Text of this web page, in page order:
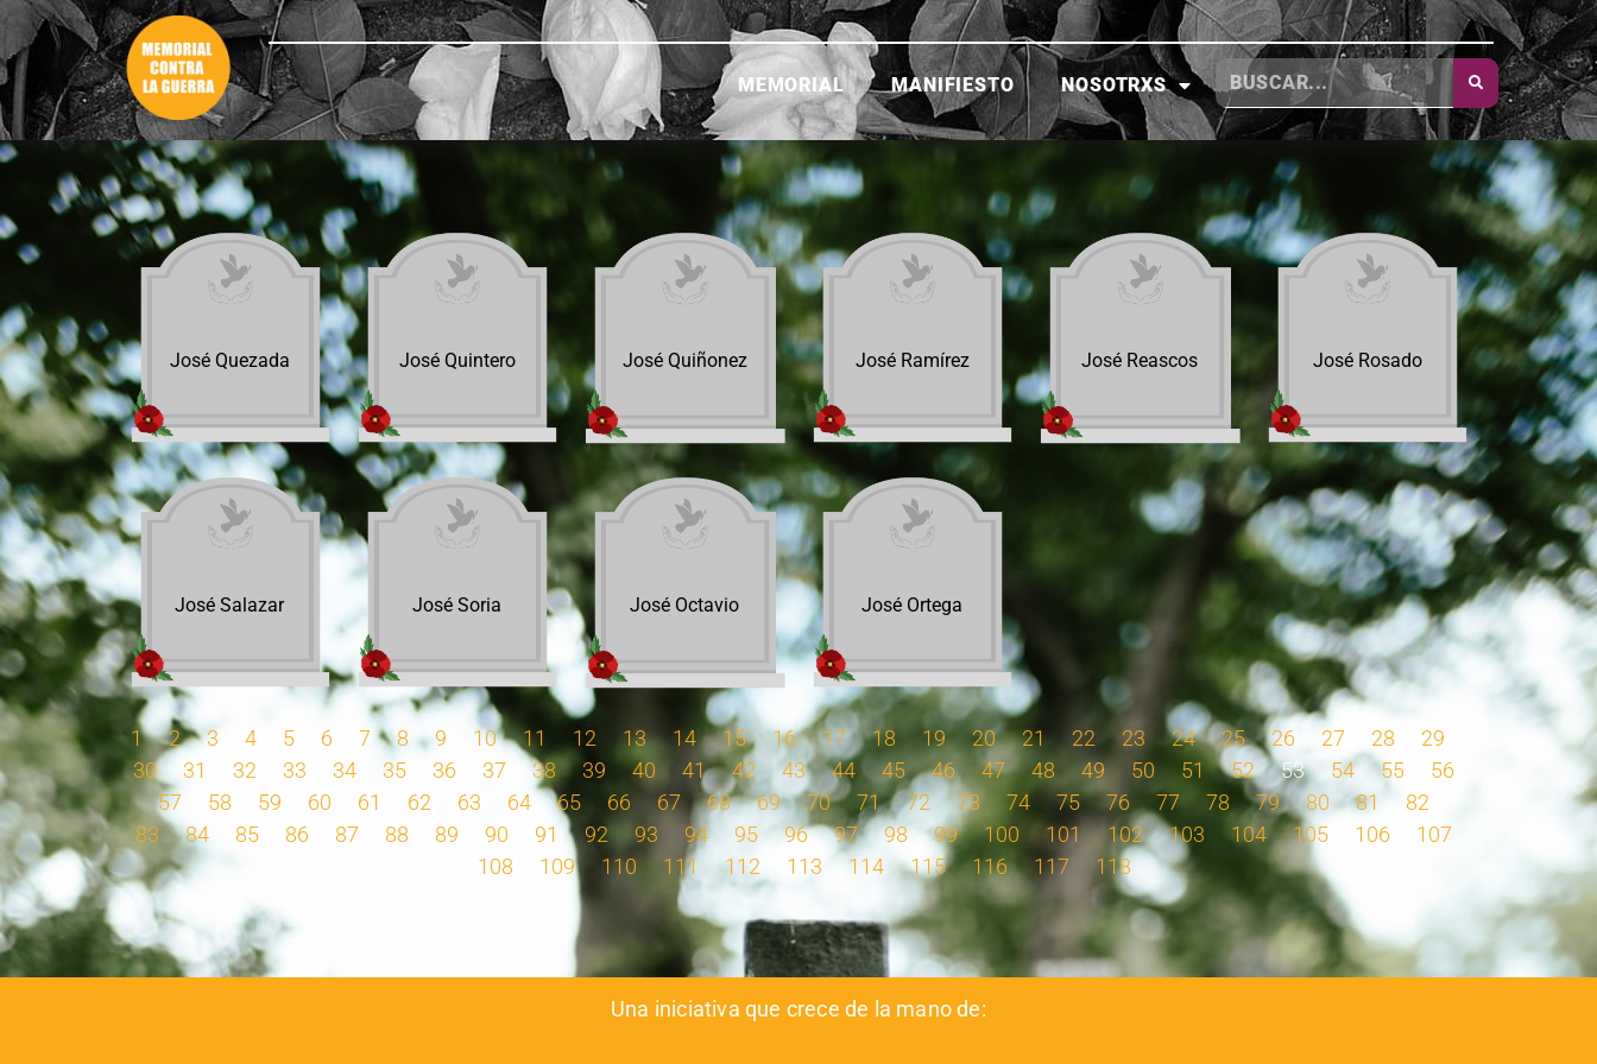
MEMORIAL MANIFIESTO NOSOTRXS
José Quezada José Quintero José Quiñonez José Ramírez José Reascos José Rosado
José Salazar José Soria José Octavio José Ortega
1 2 3 4 5 6 7 8 9 10 11 12 13 14 15 16 17 18 19 20 21 22 23 24 25 26 27 28
29
30
31 32 33 34 35 36 37 38 39 40 41 42 43 44 45 46 47 48 49 50 51 52 53 54 55
56
57
58 59 60 61 62 63 64 65 66 67 68 69 70 71 72 73 74 75 76 77 78 79 80 81
82
83
84 85 86 87 88 89 90 91 92 93 94 95 96 97 98 99 100 101 102 103 104 105 106
107
108
109 110 111 112 113 114 115 116 117 118
Una iniciativa que crece de la mano de: